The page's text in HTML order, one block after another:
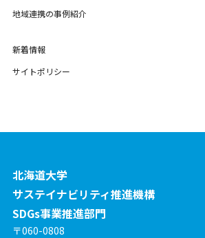
地域連携の事例紹介
新着情報
サイトポリシー
北海道大学
サステイナビリティ推進機構
SDGs事業推進部門
〒060-0808